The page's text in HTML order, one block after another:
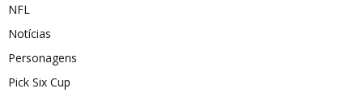
NFL
Notícias
Personagens
Pick Six Cup